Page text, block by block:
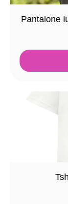
Pantalone